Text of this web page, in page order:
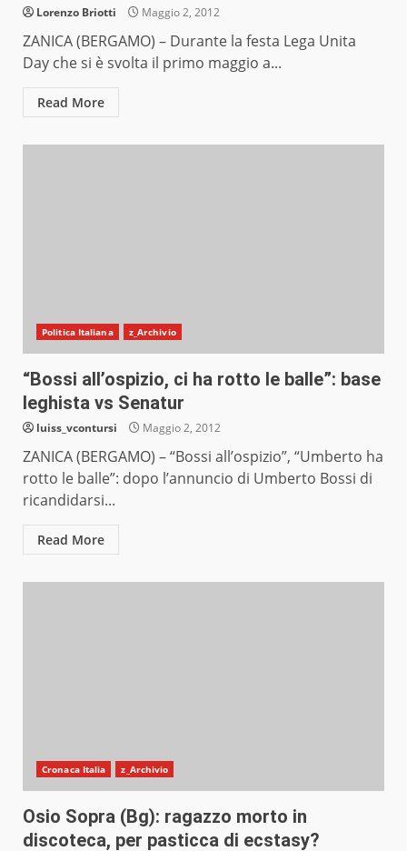
Lorenzo Briotti Maggio 2, 2012
ZANICA (BERGAMO) – Durante la festa Lega Unita
Day che si è svolta il primo maggio a...
Read More
Politica Italiana z_Archivio
“Bossi all’ospizio, ci ha rotto le balle”: base
leghista vs Senatur
luiss_vcontursi Maggio 2, 2012
ZANICA (BERGAMO) – “Bossi all’ospizio”, “Umberto ha
rotto le balle”: dopo l’annuncio di Umberto Bossi di
ricandidarsi...
Read More
Cronaca Italia z_Archivio
Osio Sopra (Bg): ragazzo morto in
discoteca, per pasticca di ecstasy?